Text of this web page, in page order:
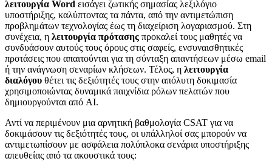
λειτουργία Word εισάγει ζωτικής σημασίας λεξιλόγιο
υποστήριξης, καλύπτοντας τα πάντα, από την αντιμετώπιση
προβλημάτων τεχνολογίας έως τη διαχείριση λογαριασμού. Στη
συνέχεια, η λειτουργία πρότασης προκαλεί τους μαθητές να
συνδυάσουν αυτούς τους όρους στις σαφείς, ενσυναισθητικές
προτάσεις που απαιτούνται για τη σύνταξη απαντήσεων μέσω email
ή την ανάγνωση σεναρίων κλήσεων. Τέλος, η λειτουργία
διαλόγου θέτει τις δεξιότητές τους στην απόλυτη δοκιμασία
χρησιμοποιώντας δυναμικά παιχνίδια ρόλων πελατών που
δημιουργούνται από AI.
Αντί να περιμένουν μια αρνητική βαθμολογία CSAT για να
δοκιμάσουν τις δεξιότητές τους, οι υπάλληλοί σας μπορούν να
αντιμετωπίσουν με ασφάλεια πολύπλοκα σενάρια υποστήριξης
απευθείας από τα ακουστικά τους: